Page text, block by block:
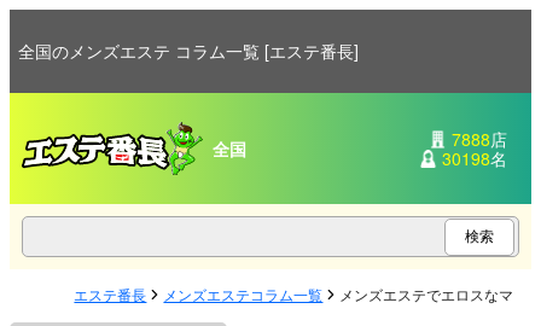
全国のメンズエステ コラム一覧 [エステ番長]
全国 7888店
30198名
エステ番長 メンズエステコラム一覧 メンズエステでエロスなマッ